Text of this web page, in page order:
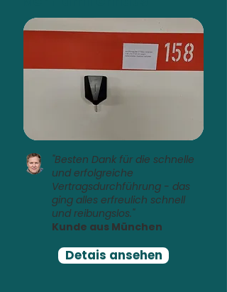
"Besten Dank für die schnelle
und erfolgreiche
Vertragsdurchführung - das
ging alles erfreulich schnell
und reibungslos."
Kunde aus München
Detais ansehen